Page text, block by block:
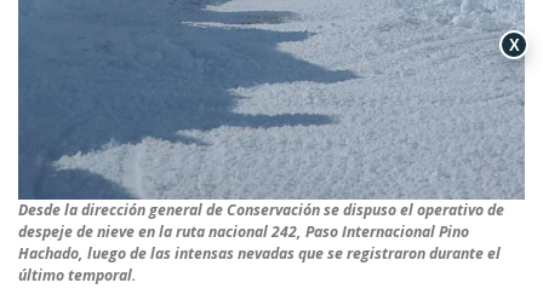
Desde la dirección general de Conservación se dispuso el operativo de
despeje de nieve en la ruta nacional 242, Paso Internacional Pino
Hachado, luego de las intensas nevadas que se registraron durante el
último temporal.
X